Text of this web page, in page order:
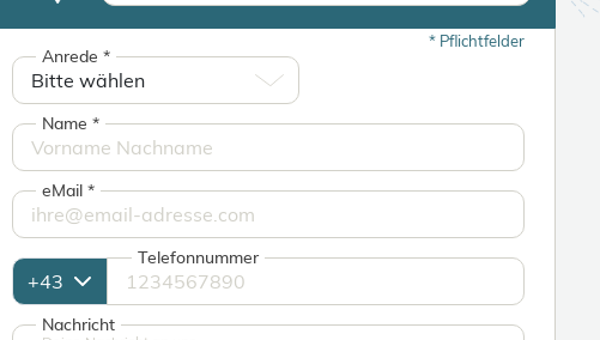
* Pflichtfelder
Anrede *
Name *
eMail *
Telefonnummer
Nachricht